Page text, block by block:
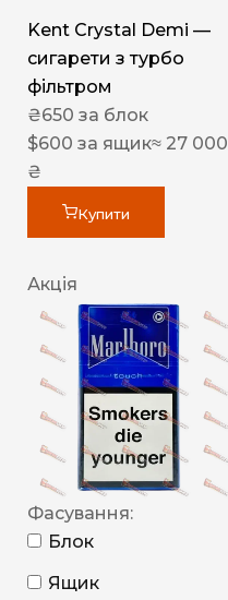
Kent Crystal Demi —
сигарети з турбо
фільтром
₴650 за блок
$600 за ящик≈ 27 000
₴
Купити
Акція
Фасування:
Блок
Ящик